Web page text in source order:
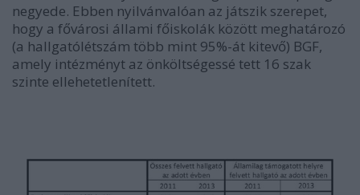
negyede. Ebben nyilvánvalóan az játszik szerepet,
hogy a fővárosi állami főiskolák között meghatározó
(a hallgatólétszám több mint 95%-át kitevő) BGF,
amely intézményt az önköltségessé tett 16 szak
szinte ellehetetlenített.